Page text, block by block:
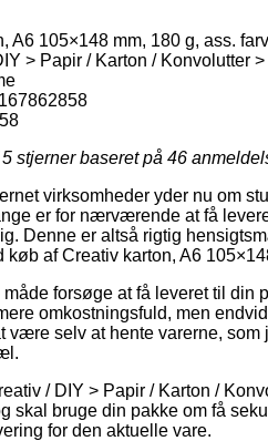
A6 105×148 mm, 180 g, ass.
> Papir / Karton / Konvolutter
stjerner baseret på 46
virksomheder yder nu om
er for nærværende at få
Denne er altså rigtig
køb af Creativ karton, A6
måde forsøge at få leveret til
omkostningsfuld, men
være selv at hente varerne,
/ DIY > Papir / Karton /
skal bruge din pakke om få
for den aktuelle vare.